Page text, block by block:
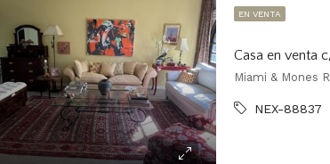
EN VENTA
Casa en venta
Miami & Mones
NEX-88837